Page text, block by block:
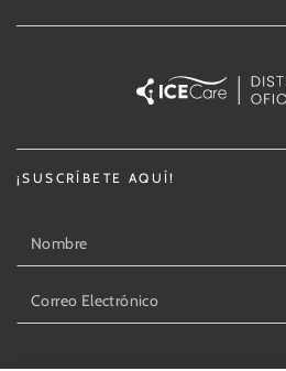
¡SUSCRÍBETE AQUÍ!
Correo
Electrónico